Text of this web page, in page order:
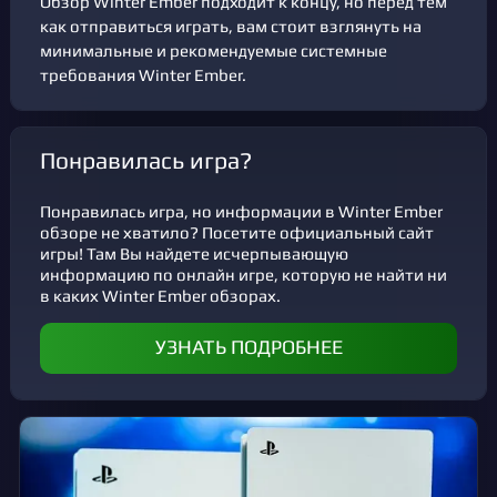
как отправиться играть, вам стоит взглянуть на
минимальные и рекомендуемые системные
требования Winter Ember.
Понравилась игра?
Понравилась игра, но информации в Winter Ember
обзоре не хватило? Посетите официальный сайт
игры! Там Вы найдете исчерпывающую
информацию по онлайн игре, которую не найти ни
в каких Winter Ember обзорах.
УЗНАТЬ ПОДРОБНЕЕ